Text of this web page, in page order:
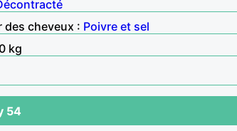
des cheveux : Poivre et sel
kg
54